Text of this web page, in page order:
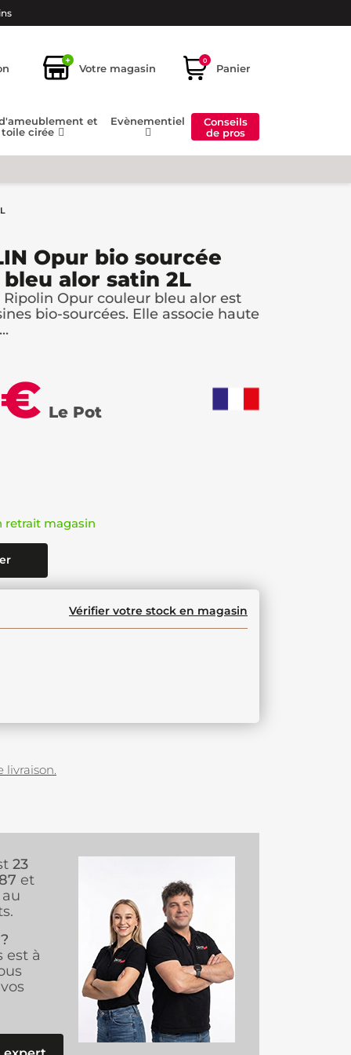
+
Votre magasin
0
Panier
et
toile cirée
Evènementiel
Conseils
de pros
Opur bio sourcée
alor satin 2L
Opur couleur bleu alor est
bio-sourcées. Elle associe haute
Le Pot
retrait magasin
Vérifier votre stock en magasin
livraison.
23
et
au
est à